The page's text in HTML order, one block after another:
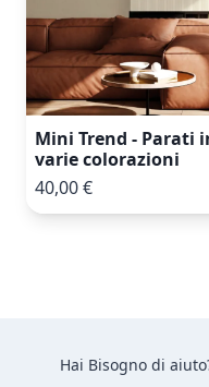
Mini Trend -
varie colorazioni
40,00 €
Hai Bisogno di